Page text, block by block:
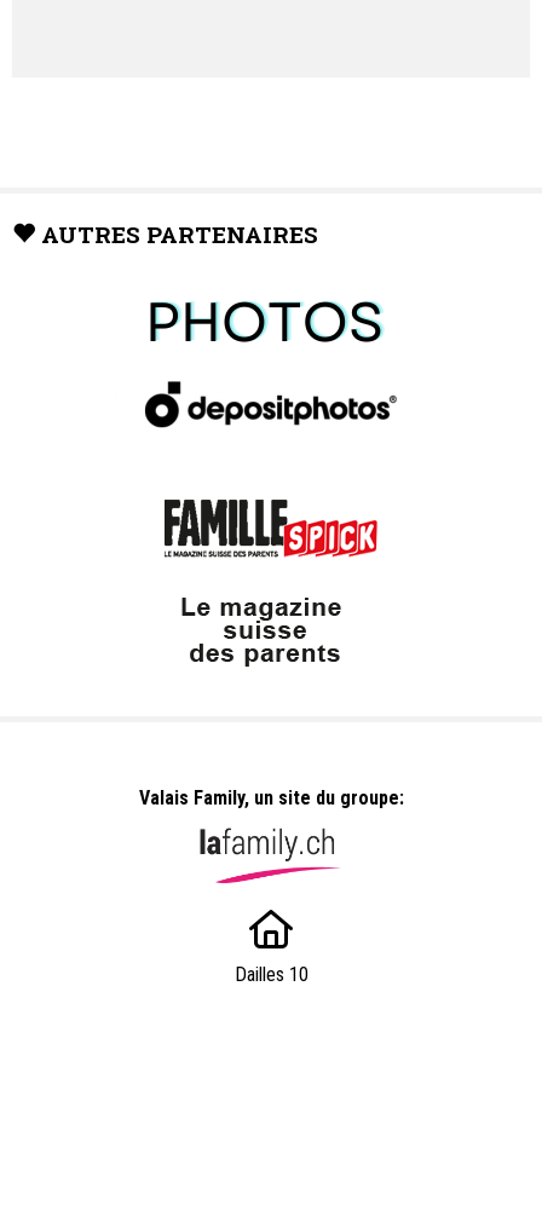
AUTRES PARTENAIRES
Valais Family, un site du groupe:
Dailles 10